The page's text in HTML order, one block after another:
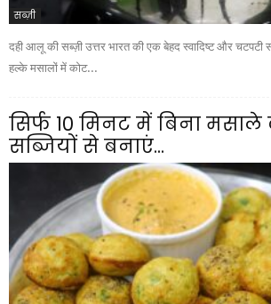
सब्ज़ी
दही आलू की सब्ज़ी उत्तर भारत की एक बेहद स्वादिष्ट और
हल्के मसालों में कोट...
सिर्फ 10 मिनट में बिना मसाले
सब्जियों से बनाएं...